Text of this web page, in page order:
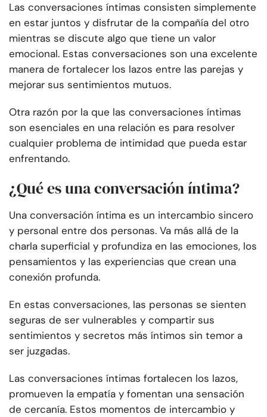
Las conversaciones íntimas consisten simplemente
en estar juntos y disfrutar de la compañía del otro
mientras se discute algo que tiene un valor
emocional. Estas conversaciones son una excelente
manera de fortalecer los lazos entre las parejas y
mejorar sus sentimientos mutuos.
Otra razón por la que las conversaciones íntimas
son esenciales en una relación es para resolver
cualquier problema de intimidad que pueda estar
enfrentando.
¿Qué es una conversación íntima?
Una conversación íntima es un intercambio sincero
y personal entre dos personas. Va más allá de la
charla superficial y profundiza en las emociones, los
pensamientos y las experiencias que crean una
conexión profunda.
En estas conversaciones, las personas se sienten
seguras de ser vulnerables y compartir sus
sentimientos y secretos más íntimos sin temor a
ser juzgadas.
Las conversaciones íntimas fortalecen los lazos,
promueven la empatía y fomentan una sensación
de cercanía. Estos momentos de intercambio y